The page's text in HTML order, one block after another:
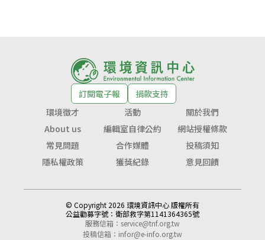
訂閱電子報
捐款支持
環境徵才
活動
關於我們
About us
編輯室自律公約
網站授權條款
常見問題
合作媒體
投稿須知
隱私權政策
獲獎紀錄 意見回饋
© Copyright 2026 環境資訊中心 版權所有
公益勸募字號： 衛部救字第1141364365號
服務信箱： service@tnf.org.tw
投稿信箱： infor@e-info.org.tw